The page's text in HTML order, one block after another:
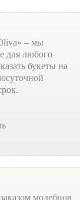
– мы
для любого
букеты на
молебнов